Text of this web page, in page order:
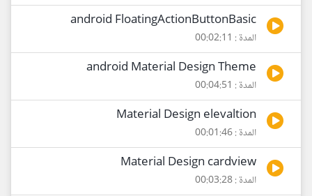
android FloatingActionButtonBasic
المدة : 00:02:11
android Material Design Theme
المدة : 00:04:51
Material Design elevaltion
المدة : 00:01:46
Material Design cardview
المدة : 00:03:28